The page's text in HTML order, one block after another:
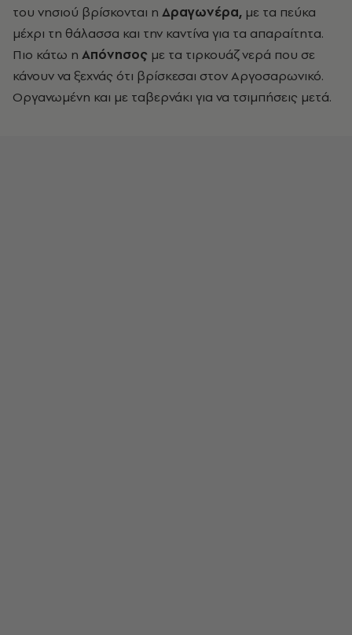
του νησιού βρίσκονται η Δραγωνέρα, με τα πεύκα
μέχρι τη θάλασσα και την καντίνα για τα απαραίτητα.
Πιο κάτω η Απόνησος με τα τιρκουάζ νερά που σε
κάνουν να ξεχνάς ότι βρίσκεσαι στον Αργοσαρωνικό.
Οργανωμένη και με ταβερνάκι για να τσιμπήσεις μετά.